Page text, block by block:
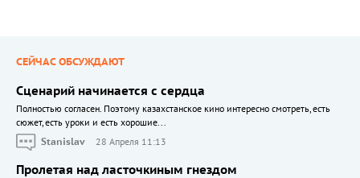
СЕЙЧАС ОБСУЖДАЮТ
Сценарий начинается с сердца
Полностью согласен. Поэтому казахстанское кино интересно смотреть, есть
сюжет, есть уроки и есть хорошие...
Stanislav
28 Апреля 11:13
Пролетая над ласточкиным гнездом